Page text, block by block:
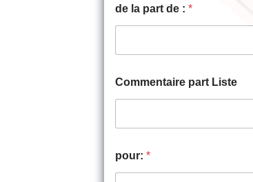
de la part de : *
Commentaire part Liste
pour: *